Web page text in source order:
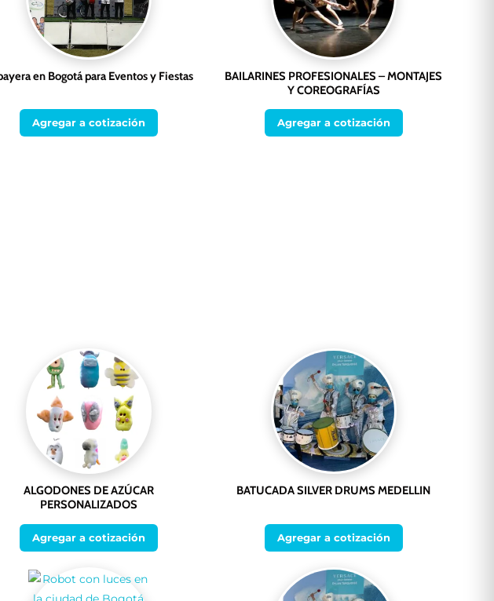
en Bogotá para Eventos y Fiestas
Agregar a cotización
BAILARINES PROFESIONALES – MONTAJES
Y COREOGRAFÍAS
Agregar a cotización
ALGODONES DE AZÚCAR
PERSONALIZADOS
Agregar a cotización
BATUCADA SILVER DRUMS MEDELLIN
Agregar a cotización